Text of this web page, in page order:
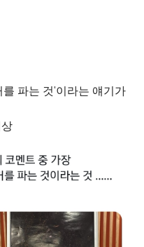
파는 것'이라는 얘기가